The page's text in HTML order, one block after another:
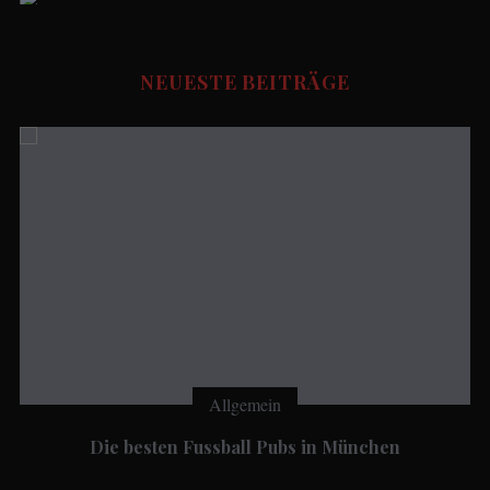
FUSSBALL STORIES - Redaktion
NEUESTE BEITRÄGE
Allgemein
Die besten Fussball Pubs in München